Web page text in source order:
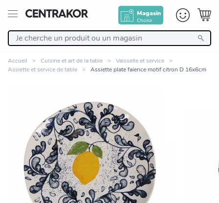
Magasin
Choisir
Décoration
Linge de maison
Meuble
Cuisine et art de la table
Accueil Cuisine et art de la table
Vaisselle et service
Assiette et service de table
Assiette plate faïence motif citron D 16x6cm
Zoomer sur l'image